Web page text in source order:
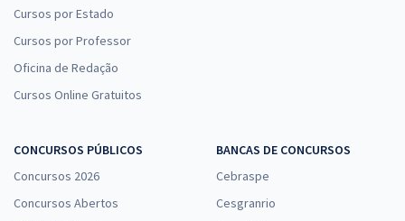
Cursos por Estado
Cursos por Professor
Oficina de Redação
Cursos Online Gratuitos
CONCURSOS PÚBLICOS
Concursos 2026
Concursos Abertos
BANCAS DE CONCURSOS
Cebraspe
Cesgranrio